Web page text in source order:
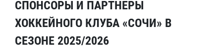
СПОНСОРЫ И ПАРТНЕРЫ
ХОККЕЙНОГО КЛУБА «СОЧИ» В
СЕЗОНЕ 2025/2026